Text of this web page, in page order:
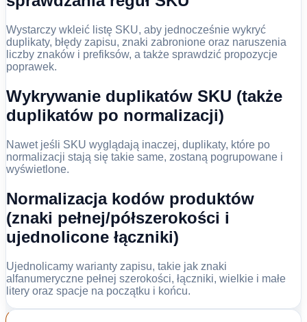
Wystarczy wkleić listę SKU, aby jednocześnie wykryć
duplikaty, błędy zapisu, znaki zabronione oraz naruszenia
liczby znaków i prefiksów, a także sprawdzić propozycje
poprawek.
Wykrywanie duplikatów SKU (także
duplikatów po normalizacji)
Nawet jeśli SKU wyglądają inaczej, duplikaty, które po
normalizacji stają się takie same, zostaną pogrupowane i
wyświetlone.
Normalizacja kodów produktów
(znaki pełnej/półszerokości i
ujednolicone łączniki)
Ujednolicamy warianty zapisu, takie jak znaki
alfanumeryczne pełnej szerokości, łączniki, wielkie i małe
litery oraz spacje na początku i końcu.